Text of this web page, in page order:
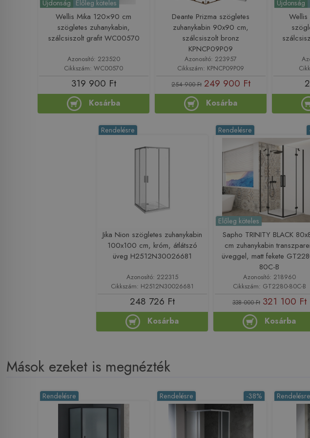
Újdonság Előleg köteles
Wellis Mika 120×90 cm
szögletes zuhanykabin,
szálcsiszolt grafit WC00570
Azonosító: 223520
Cikkszám: WC00570
319 900 Ft
Kosárba
Deante Prizma szögletes
zuhanykabin 90x90 cm,
szálcsiszolt bronz
KPNCP09P09
Azonosító: 223957
Cikkszám: KPNCP09P09
254 900 Ft 249 900 Ft
Kosárba
Újdonság
Rendelésre
Jika Nion szögletes zuhanykabin
100x100 cm, króm, átlátszó
üveg H2512N30026681
Azonosító: 222315
Cikkszám: H2512N30026681
248 726 Ft
Kosárba
Rendelésre
Előleg köteles
Sapho TRINITY BLACK
cm zuhanykabin
üveggel, matt fekete
80C-B
Azonosító: 218960
Cikkszám: GT2280-80C-B
338 000 Ft 321 100 Ft
Kosárba
Mások ezeket is megnézték
Rendelésre -38%
Rendelésre Rendelésre